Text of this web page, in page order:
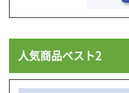
人気商品ベスト2